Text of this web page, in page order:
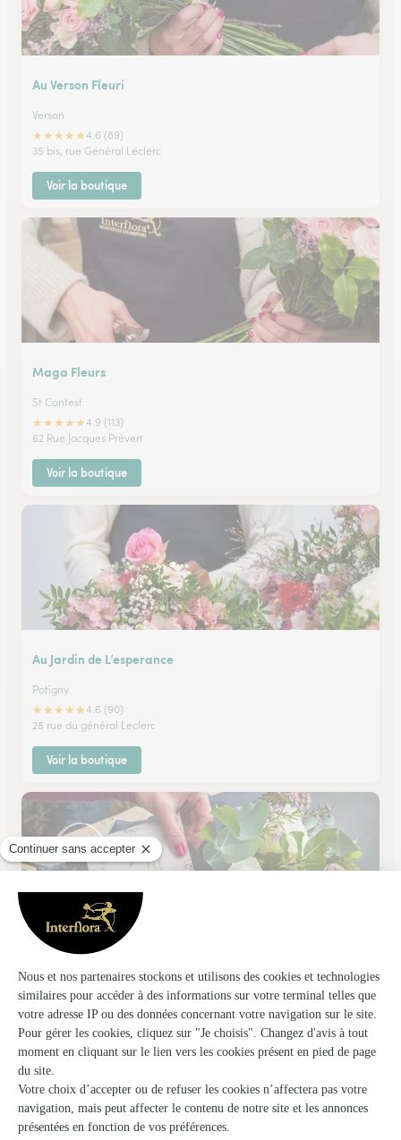
Au Verson Fleuri
Verson
★★★★★4.6 (89)
35 bis, rue Général Leclerc
Voir la boutique
Maga Fleurs
St Contest
★★★★★4.9 (113)
62 Rue Jacques Prévert
Voir la boutique
Au Jardin de L’esperance
Potigny
★★★★★4.6 (90)
28 rue du général Leclerc
Voir la boutique
Asclepia
Ouistreham
★★★★★4.7 (19)
22, avenue de la Mer
Voir la boutique